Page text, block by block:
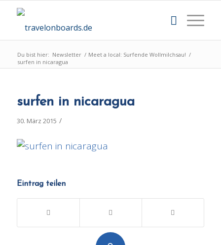
Du bist hier: Newsletter / Meet a local: Surfende Wollmilchsau! /
surfen in nicaragua
surfen in nicaragua
30. März 2015 /
Eintrag teilen